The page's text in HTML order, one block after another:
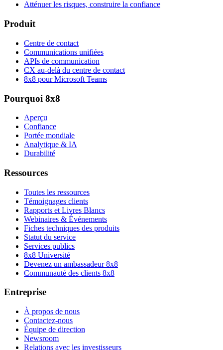
Atténuer les risques, construire la confiance
Produit
Centre de contact
Communications unifiées
APIs de communication
CX au-delà du centre de contact
8x8 pour Microsoft Teams
Pourquoi 8x8
Aperçu
Confiance
Portée mondiale
Analytique & IA
Durabilité
Ressources
Toutes les ressources
Témoignages clients
Rapports et Livres Blancs
Webinaires & Événements
Fiches techniques des produits
Statut du service
Services publics
8x8 Université
Devenez un ambassadeur 8x8
Communauté des clients 8x8
Entreprise
À propos de nous
Contactez-nous
Équipe de direction
Newsroom
Relations avec les investisseurs